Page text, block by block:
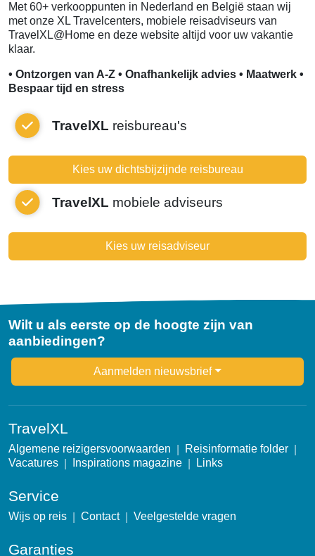
Met 60+ verkooppunten in Nederland en België staan wij
met onze XL Travelcenters, mobiele reisadviseurs van
TravelXL@Home en deze website altijd voor uw vakantie
klaar.
• Ontzorgen van A-Z • Onafhankelijk advies • Maatwerk •
Bespaar tijd en stress
TravelXL reisbureau's
Kies uw dichtsbijzijnde reisbureau
TravelXL mobiele adviseurs
Kies uw reisadviseur
Wilt u als eerste op de hoogte zijn van
aanbiedingen?
Newsletter Aanmelden nieuwsbrief
TravelXL
Algemene reizigersvoorwaarden
Reisinformatie folder
Vacatures
Inspirations magazine Links
Service
Wijs op reis Contact Veelgestelde vragen
Garanties